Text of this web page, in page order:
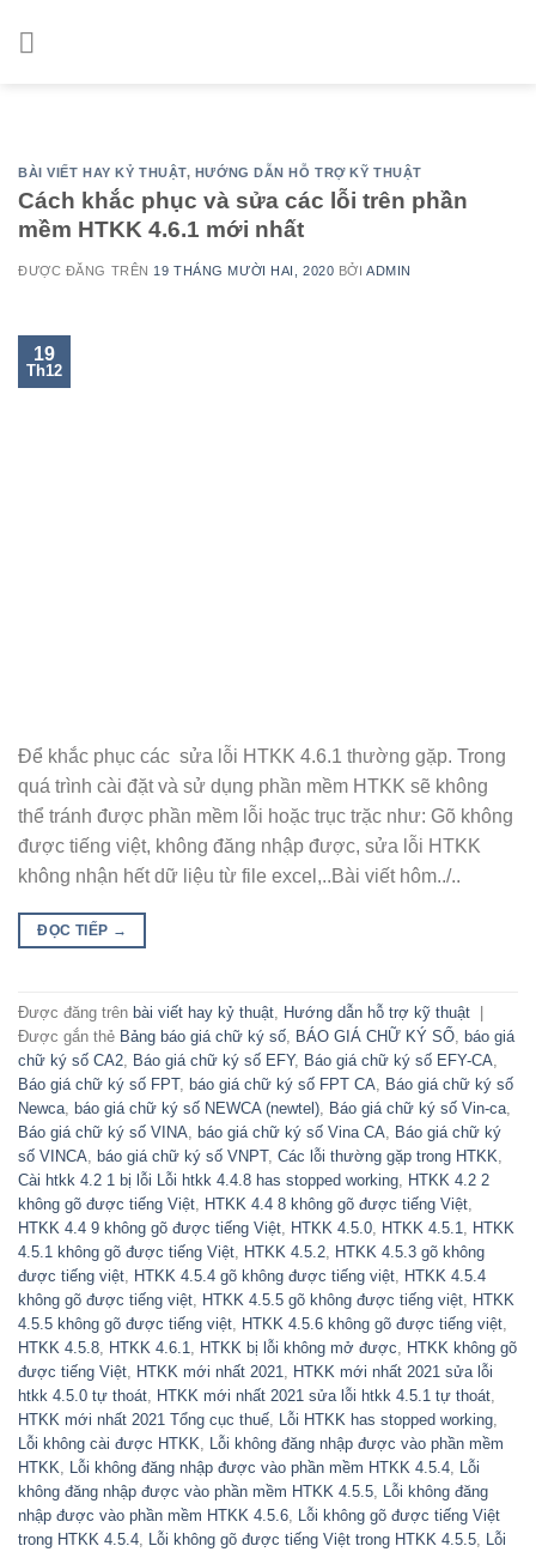
BÀI VIẾT HAY KỶ THUẬT, HƯỚNG DẪN HỖ TRỢ KỸ THUẬT
Cách khắc phục và sửa các lỗi trên phần
mềm HTKK 4.6.1 mới nhất
ĐƯỢC ĐĂNG TRÊN 19 THÁNG MƯỜI HAI, 2020 BỞIADMIN
19
Th12
Để khắc phục các sửa lỗi HTKK 4.6.1 thường gặp. Trong
quá trình cài đặt và sử dụng phần mềm HTKK sẽ không
thể tránh được phần mềm lỗi hoặc trục trặc như: Gõ không
được tiếng việt, không đăng nhập được, sửa lỗi HTKK
không nhận hết dữ liệu từ file excel,..Bài viết hôm../..
ĐỌC TIẾP →
Được đăng trên bài viết hay kỷ thuật Hướng dẫn hỗ trợ kỹ thuật |
Được gắn thẻ Bảng báo giá chữ ký số BÁO GIÁ CHỮ KÝ SỐ báo giá
chữ ký số CA2 Báo giá chữ ký số EFY, Báo giá chữ ký số EFY-CA
Báo giá chữ ký số FPT, báo giá chữ ký số FPT CA
Báo giá chữ ký số
Newca báo giá chữ ký số NEWCA (newtel) Báo giá chữ ký số Vin-ca
Báo giá chữ ký số VINA báo giá chữ ký số Vina CA
Báo giá chữ ký
số VINCA báo giá chữ ký số VNPT, Các lỗi thường gặp trong HTKK
Cài htkk 4.2 1 bị lỗi Lỗi htkk 4.4.8 has stopped working HTKK 4.2 2
không gõ được tiếng Việt HTKK 4.4 8 không gõ được tiếng Việt
HTKK 4.4 9 không gõ được tiếng Việt HTKK 4.5.0 HTKK 4.5.1
HTKK
4.5.1 không gõ được tiếng Việt HTKK 4.5.2 HTKK 4.5.3 gõ không
được tiếng việt HTKK 4.5.4 gõ không được tiếng việt HTKK 4.5.4
không gõ được tiếng việt HTKK 4.5.5 gõ không được tiếng việt HTKK
4.5.5 không gõ được tiếng việt HTKK 4.5.6 không gõ được tiếng việt
HTKK 4.5.8 HTKK 4.6.1 HTKK bị lỗi không mở được
HTKK không gõ
được tiếng Việt HTKK mới nhất 2021
HTKK mới nhất 2021 sửa lỗi
htkk 4.5.0 tự thoát HTKK mới nhất 2021 sửa lỗi htkk 4.5.1 tự thoát
HTKK mới nhất 2021 Tổng cục thuế Lỗi HTKK has stopped working
Lỗi không cài được HTKK
Lỗi không đăng nhập được vào phần mềm
HTKK
Lỗi không đăng nhập được vào phần mềm HTKK 4.5.4 Lỗi
không đăng nhập được vào phần mềm HTKK 4.5.5 Lỗi không đăng
nhập được vào phần mềm HTKK 4.5.6 Lỗi không gõ được tiếng Việt
trong HTKK 4.5.4 Lỗi không gõ được tiếng Việt trong HTKK 4.5.5 Lỗi